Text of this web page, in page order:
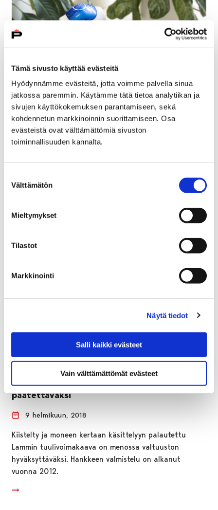
Tämä sivusto käyttää evästeitä
Hyödynnämme evästeitä, jotta voimme palvella sinua
jatkossa paremmin. Käytämme tätä tietoa analytiikan ja
sivujen käyttökokemuksen parantamiseen, sekä
kohdennetun markkinoinnin suorittamiseen. Osa
evästeistä ovat välttämättömiä sivuston
toiminnallisuuden kannalta.
valinta
Välttämätön
Mieltymykset
Tilastot
Markkinointi
Näytä tiedot
Salli kaikki evästeet
Vain välttämättömät evästeet
Perusturvaan Nao-humanoidirobotti
9 helmikuun, 2018
Porin perusturvaan on hankittu Nao-humanoidirobotti.
Robotin hankinnan mahdollisti Huittisten säästöpankin
lahjoitus, joka on tarkoitettu käytettäväksi toimialueen
Lammin tuulivoimakaava valtuuston
päätettäväksi
9 helmikuun, 2018
Kiistelty ja moneen kertaan käsittelyyn palautettu
Lammin tuulivoimakaava on menossa valtuuston
hyväksyttäväksi. Hankkeen valmistelu on alkanut
vuonna 2012.